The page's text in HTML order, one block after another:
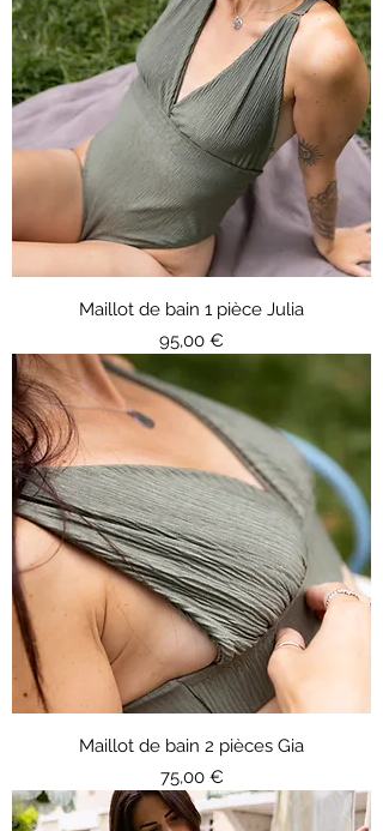
Maillot de bain 1 pièce Julia
Prix
95,00 €
Maillot de bain 2 pièces Gia
Prix
75,00 €